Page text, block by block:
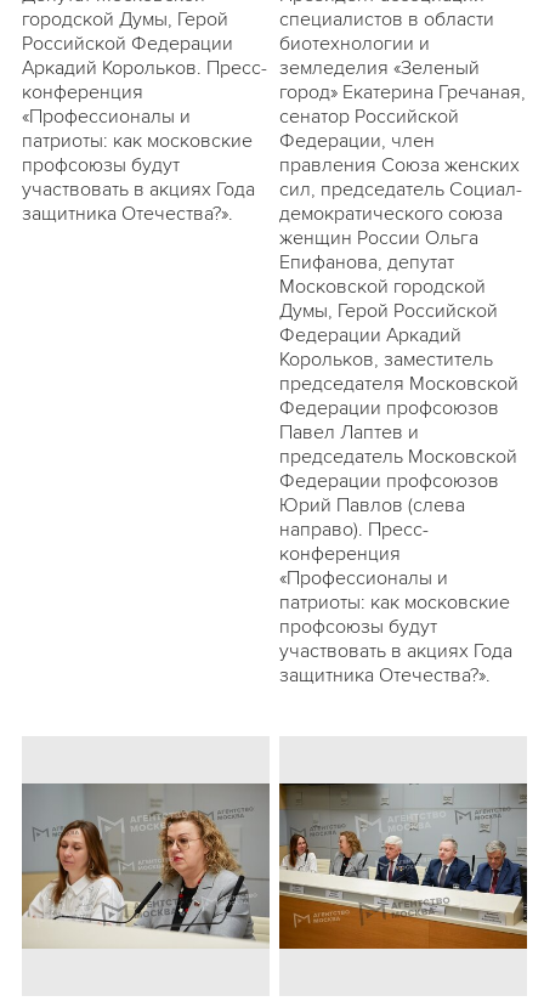
городской Думы, Герой
Российской Федерации
Аркадий Корольков. Пресс-
конференция
«Профессионалы и
патриоты: как московские
профсоюзы будут
участвовать в акциях Года
защитника Отечества?».
специалистов в области
биотехнологии и
земледелия «Зеленый
город» Екатерина Гречаная,
сенатор Российской
Федерации, член
правления Союза женских
сил, председатель Социал-
демократического союза
женщин России Ольга
Епифанова, депутат
Московской городской
Думы, Герой Российской
Федерации Аркадий
Корольков, заместитель
председателя Московской
Федерации профсоюзов
Павел Лаптев и
председатель Московской
Федерации профсоюзов
Юрий Павлов (слева
направо). Пресс-
конференция
«Профессионалы и
патриоты: как московские
профсоюзы будут
участвовать в акциях Года
защитника Отечества?».